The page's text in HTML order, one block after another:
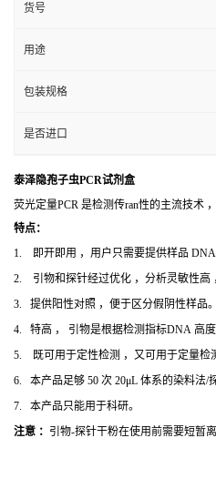
货号
用途
包装规格
是否进口
泰泽隐孢子虫PCR试剂盒
荧光定量PCR 是检测传ran性的主流技术
特点：
1. 即开即用 ，用户只需要提供样品 DNA
2. 引物和探针经过优化 ，分析灵敏性高
3. 提供阳性对照 ，便于区分假阴性样品。
4. 特高 ， 引物是根据检测指标DNA 高
5. 既可用于定性检测 ，又可用于定量检
6. 本产品足够 50 次 20μL 体系的染料法/
7. 本产品只能用于科研。
注意 ： 引物-探针干粉在使用前需要短暂